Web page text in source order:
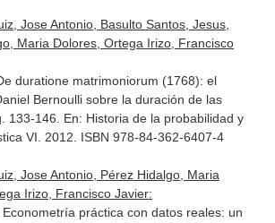
Jose Antonio, Basulto Santos, Jesus,
Maria Dolores, Ortega Irizo, Francisco
duratione matrimoniorum (1768): el
Bernoulli sobre la duración de las
133-146. En: Historia de la probabilidad y
VI . 2012. ISBN 978-84-362-6407-4
Jose Antonio, Pérez Hidalgo, Maria
Irizo, Francisco Javier:
práctica con datos reales: un